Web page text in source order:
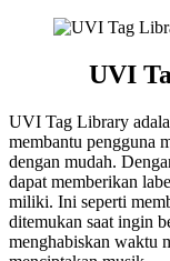
UVI
UVI Tag Library
membantu pengguna
dengan mudah.
dapat memberikan
miliki. Ini seperti
ditemukan saat ingin
menghabiskan waktu